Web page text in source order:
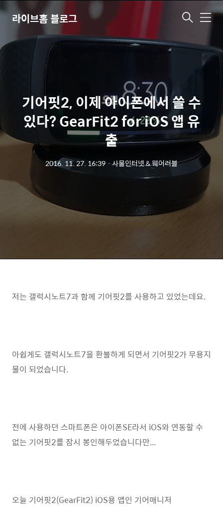
라이브홈 블로그 메
기어핏2, 이제 아이폰에서 쓸 수
있다? GearFit2 for iOS 앱 유
출
2016. 11. 27. 16:39ㆍ사물인터넷 & 웨어러블
저는 갤럭시노트7과 함께 기어핏2를 사용하고 있었는데요.
아쉽게도 갤럭시노트7을 환불하게 되면서 기어핏2가 무용지
물이 되었습니다.
전에 사용하던 스마트폰은 아이폰SE라서 iOS와 연동할 수
없는 기어핏2를 잠시 봉인해두었습니다만...
오늘 기어핏2(GearFit2) iOS용 앱인 기어매니저